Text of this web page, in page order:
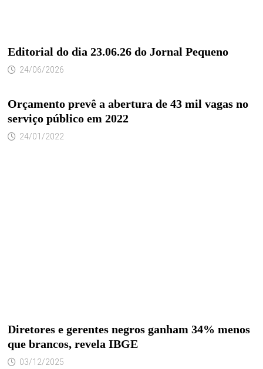
Editorial do dia 23.06.26 do Jornal Pequeno
24/06/2026
Orçamento prevê a abertura de 43 mil vagas no
serviço público em 2022
24/01/2022
Diretores e gerentes negros ganham 34% menos
que brancos, revela IBGE
03/12/2025